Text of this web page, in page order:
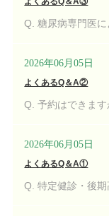
Q. 糖尿病専門医に
2026年06月05日
よくあるQ＆A②
Q. 予約はできます
2026年06月05日
よくあるQ＆A①
Q. 特定健診・後期